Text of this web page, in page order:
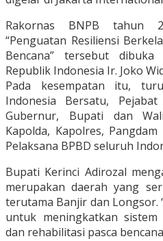
Rakornas BNPB tahun
“Penguatan Resiliensi
Bencana” tersebut
Republik Indonesia Ir. Joko
Pada kesempatan itu,
Indonesia Bersatu,
Gubernur, Bupati dan
Kapolda, Kapolres,
Pelaksana BPBD seluruh
Bupati Kerinci Adirozal
merupakan daerah yang
terutama Banjir dan Longsor.
untuk meningkatkan
dan rehabilitasi pasca